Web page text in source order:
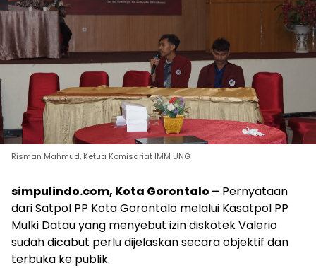
Risman Mahmud, Ketua Komisariat IMM UNG
simpulindo.com, Kota Gorontalo – Pernyataan
dari Satpol PP Kota Gorontalo melalui Kasatpol PP
Mulki Datau yang menyebut izin diskotek Valerio
sudah dicabut perlu dijelaskan secara objektif dan
terbuka ke publik.